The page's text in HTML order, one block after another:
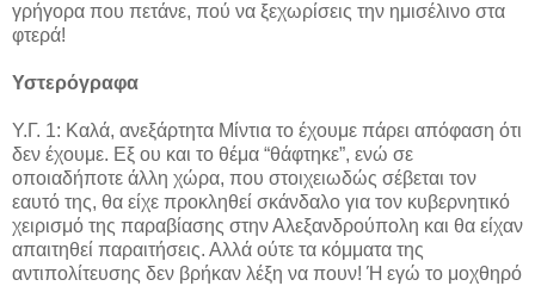
γρήγορα που πετάνε, πού να ξεχωρίσεις την ημισέλινο στα
φτερά!
Υστερόγραφα
Υ.Γ. 1: Καλά, ανεξάρτητα Μίντια το έχουμε πάρει απόφαση ότι
δεν έχουμε. Εξ ου και το θέμα “θάφτηκε”, ενώ σε
οποιαδήποτε άλλη χώρα, που στοιχειωδώς σέβεται τον
εαυτό της, θα είχε προκληθεί σκάνδαλο για τον κυβερνητικό
χειρισμό της παραβίασης στην Αλεξανδρούπολη και θα είχαν
απαιτηθεί παραιτήσεις. Αλλά ούτε τα κόμματα της
αντιπολίτευσης δεν βρήκαν λέξη να πουν! Ή εγώ το μοχθηρό